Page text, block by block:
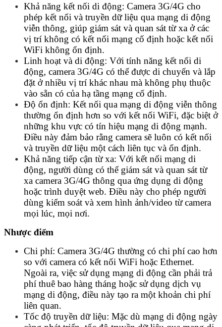
Khả năng kết nối di động: Camera 3G/4G cho
phép kết nối và truyền dữ liệu qua mạng di động
viễn thông, giúp giám sát và quan sát từ xa ở các
vị trí không có kết nối mạng cố định hoặc kết nối
WiFi không ổn định.
Linh hoạt và di động: Với tính năng kết nối di
động, camera 3G/4G có thể được di chuyển và lắp
đặt ở nhiều vị trí khác nhau mà không phụ thuộc
vào sẵn có của hạ tầng mạng cố định.
Độ ổn định: Kết nối qua mạng di động viễn thông
thường ổn định hơn so với kết nối WiFi, đặc biệt ở
những khu vực có tín hiệu mạng di động mạnh.
Điều này đảm bảo rằng camera sẽ luôn có kết nối
và truyền dữ liệu một cách liên tục và ổn định.
Khả năng tiếp cận từ xa: Với kết nối mạng di
động, người dùng có thể giám sát và quan sát từ
xa camera 3G/4G thông qua ứng dụng di động
hoặc trình duyệt web. Điều này cho phép người
dùng kiểm soát và xem hình ảnh/video từ camera
mọi lúc, mọi nơi.
Nhược điểm
Chi phí: Camera 3G/4G thường có chi phí cao hơn
so với camera có kết nối WiFi hoặc Ethernet.
Ngoài ra, việc sử dụng mạng di động cần phải trả
phí thuê bao hàng tháng hoặc sử dụng dịch vụ
mạng di động, điều này tạo ra một khoản chi phí
liên quan.
Tốc độ truyền dữ liệu: Mặc dù mạng di động ngày